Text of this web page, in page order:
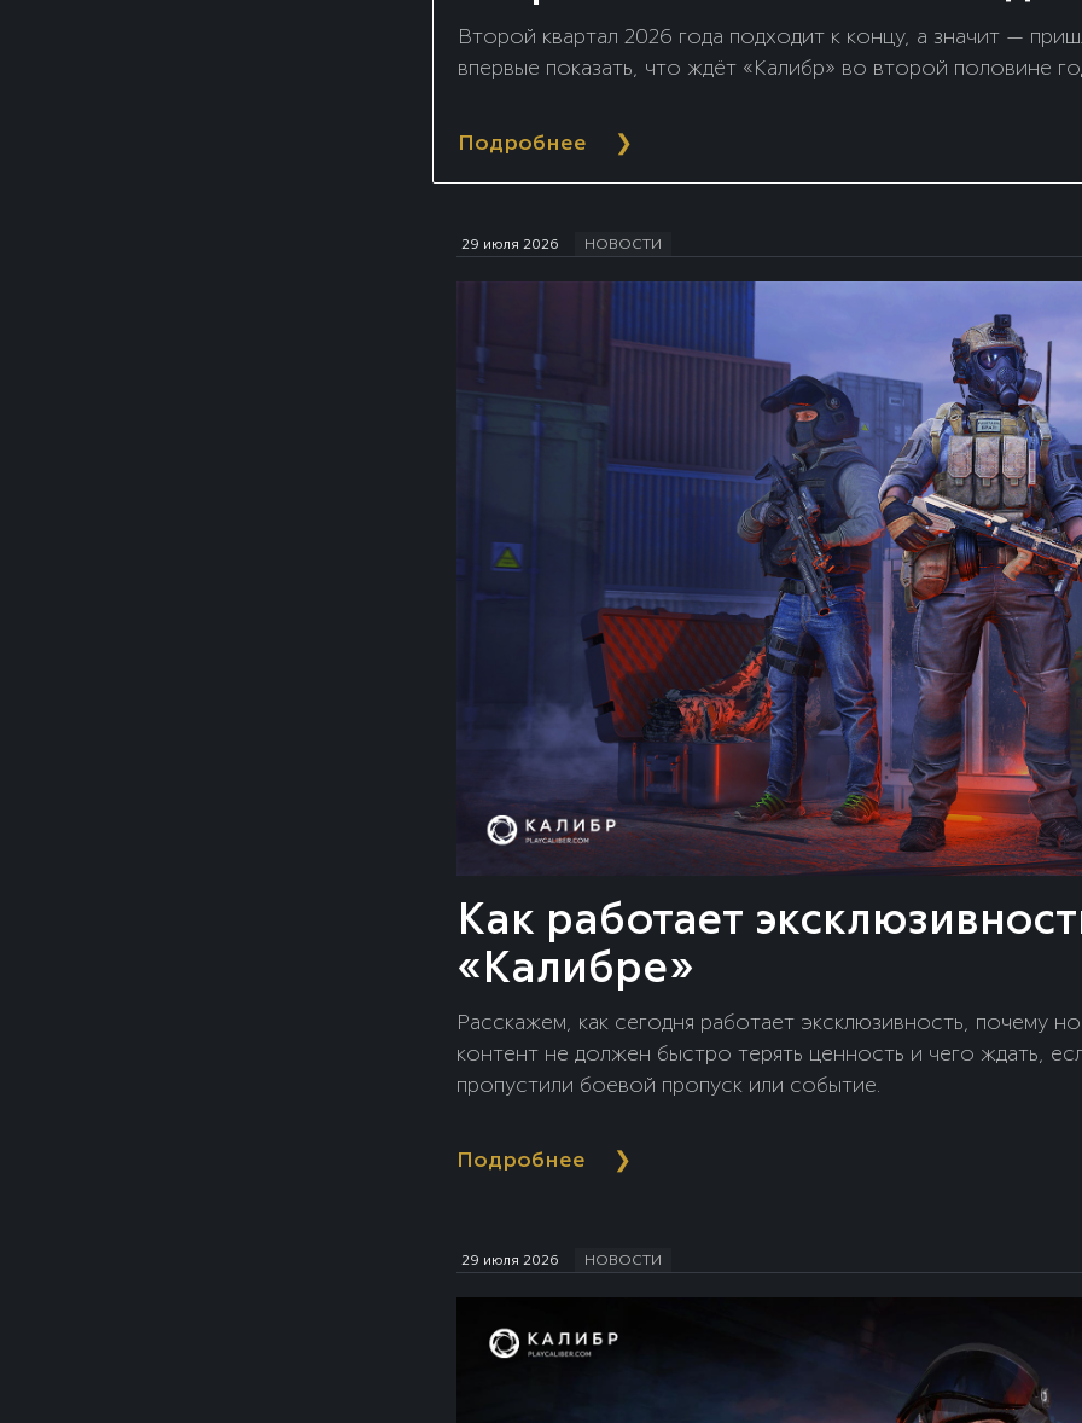
Второй квартал 2026 года подходит к концу, а значит —
впервые показать, что ждёт «Калибр» во второй половине
Подробнее ❯
29 июля 2026 НОВОСТИ
Как работает
«Калибре»
Расскажем, как сегодня работает эксклюзивность, почему
контент не должен быстро терять ценность и чего ждать,
пропустили боевой пропуск или событие.
Подробнее ❯
29 июля 2026 НОВОСТИ